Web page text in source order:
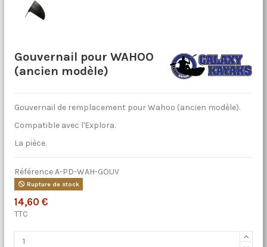
Gouvernail pour WAHOO
(ancien modèle)
Gouvernail de remplacement pour Wahoo (ancien modèle).
Compatible avec l'Explora.
La pièce.
RéférenceA-PD-WAH-GOUV
Rupture de stock
14,60 €
TTC